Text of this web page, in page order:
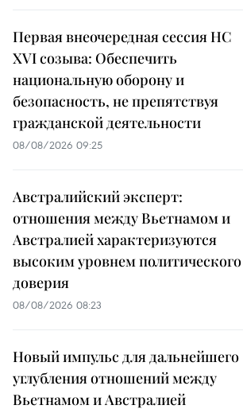
Первая внеочередная сессия НС
XVI созыва: Обеспечить
национальную оборону и
безопасность, не препятствуя
гражданской деятельности
08/08/2026 09:25
Австралийский эксперт:
отношения между Вьетнамом и
Австралией характеризуются
высоким уровнем политического
доверия
08/08/2026 08:23
Новый импульс для дальнейшего
углубления отношений между
Вьетнамом и Австралией